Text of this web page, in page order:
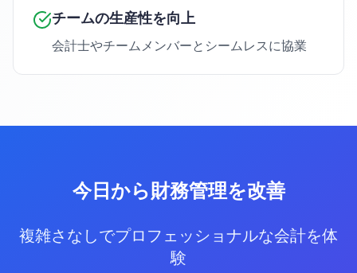
チームの生産性を向上
会計士やチームメンバーとシームレスに協業
今日から財務管理を改善
複雑さなしでプロフェッショナルな会計を体
験